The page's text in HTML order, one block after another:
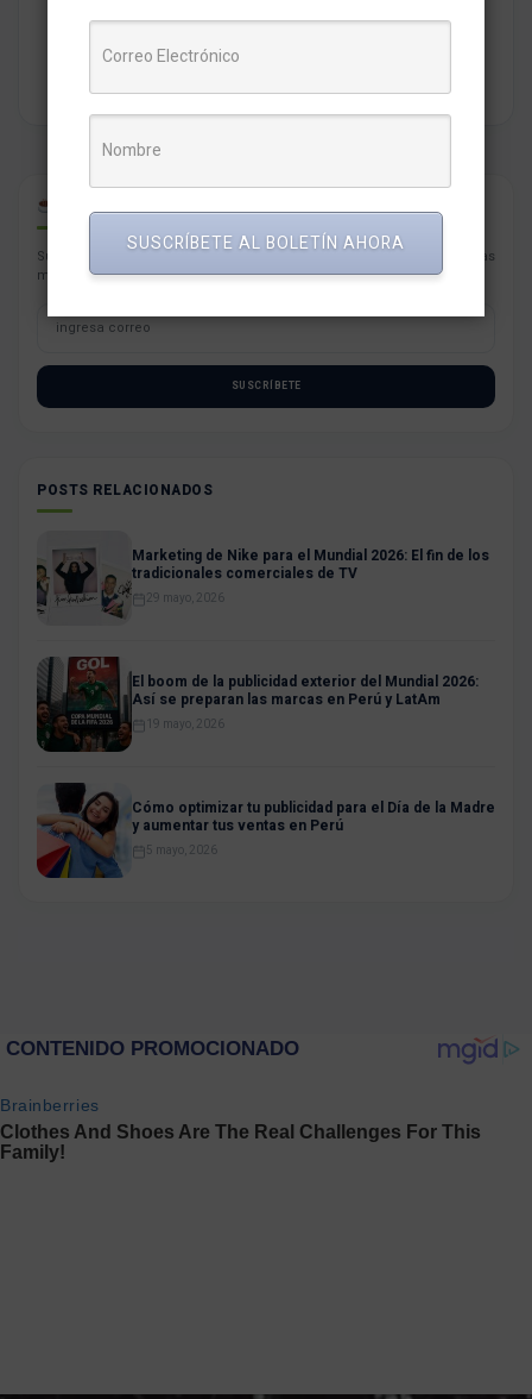
marketing, comunicaciones, liderazgo, tecnología y negocios
CAFÉ PARA PYMES
Suscríbete con tu correo a nuestro newsletter semanal con las noticias
más resaltantes para tu negocio.
SUSCRÍBETE
POSTS RELACIONADOS
Marketing de Nike para el Mundial 2026: El fin de los
tradicionales comerciales de TV
29 mayo, 2026
El boom de la publicidad exterior del Mundial 2026:
Así se preparan las marcas en Perú y LatAm
19 mayo, 2026
Cómo optimizar tu publicidad para el Día de la Madre
y aumentar tus ventas en Perú
5 mayo, 2026
SUSCRÍBETE AL BOLETÍN AHORA